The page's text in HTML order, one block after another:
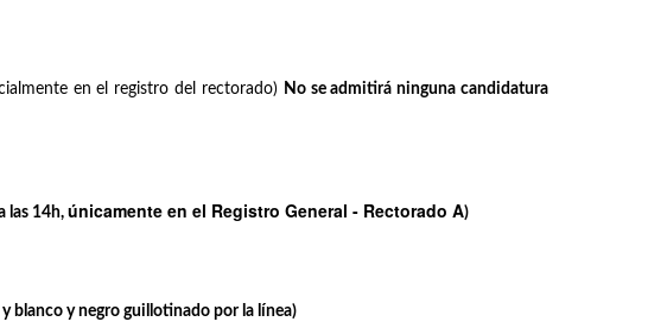
en el registro del rectorado) No se admitirá ninguna candidatura
las 14h, únicamente en el Registro General - Rectorado A)
blanco y negro guillotinado por la línea)